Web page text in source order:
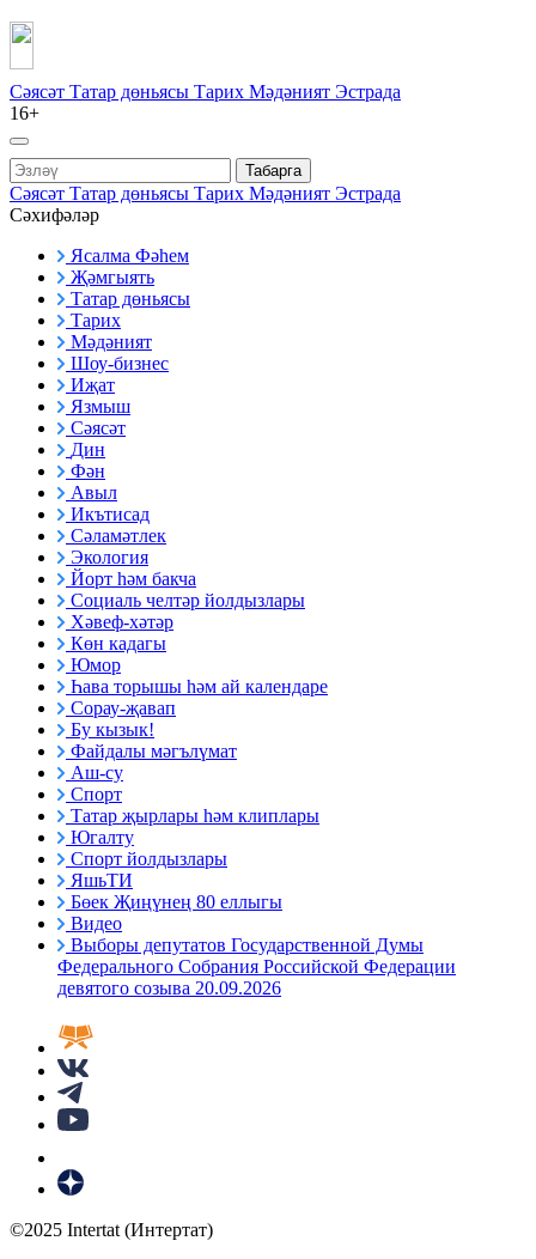
Сәясәт Татар дөньясы Тарих Мәдәният Эстрада
16+
Табарга
Сәясәт Татар дөньясы Тарих Мәдәният Эстрада
Сәхифәләр
Ясалма Фәһем
Җәмгыять
Татар дөньясы
Тарих
Мәдәният
Шоу-бизнес
Иҗат
Язмыш
Сәясәт
Дин
Фән
Авыл
Икътисад
Сәламәтлек
Экология
Йорт һәм бакча
Социаль челтәр йолдызлары
Хәвеф-хәтәр
Көн кадагы
Юмор
Һава торышы һәм ай календаре
Сорау-җавап
Бу кызык!
Файдалы мәгълүмат
Аш-су
Спорт
Татар җырлары һәм клиплары
Югалту
Спорт йолдызлары
ЯшьТИ
Бөек Җиңүнең 80 еллыгы
Видео
Выборы депутатов Государственной Думы
Федерального Собрания Российской Федерации
девятого созыва 20.09.2026
©2025 Intertat (Интертат)